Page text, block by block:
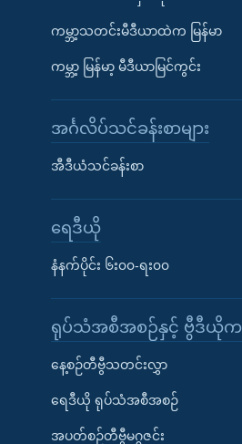
ကမ္ဘာ့သတင်းမီဒီယာထဲက မြန်မာ
ကမ္ဘာ့ မြန်မာ့ မီဒီယာမြင်ကွင်း
အင်္ဂလိပ်သင်ခန်းစာများ
အီဒီယံသင်ခန်းစာ
ရေဒီယို
နံနက်ပိုင်း ၆း၀၀-ရး၀၀
ရုပ်သံအစီအစဉ်နှင့် ဗွီဒီယိုကဏ္
နေ့စဉ်တီဗွီသတင်းလွှာ
ရေဒီယို ရုပ်သံအစီအစဉ်
အပတ်စဉ်တီဗွီမဂ္ဂဇင်း